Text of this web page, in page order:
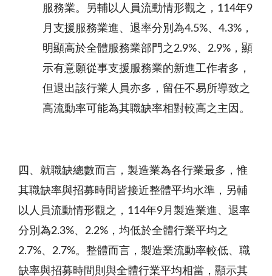
服務業。另輔以人員流動情形觀之， 114年9
月支援服務業進、退率分別為4.5%、4.3%，
明顯高於全體服務業部門 之2.9%、2.9%，顯
示有意願從事支援服務業的新進工作者多，
但退出該行業人員亦多，留任不易所導致之
高流動率可能為其職缺率相對較高之主因。
四、就職缺總數而言，製造業為各行業最多，惟
其職缺率與招募時間皆接近整體平均水準，另輔
以人員流動情形觀之， 114年9月製造業進、退率
分別為2.3%、2.2%，均低於全體行業平均之
2.7%、2.7%。整體而言，製造業流動率較低、職
缺率與招募時間則與全體行業平均相當，顯示其